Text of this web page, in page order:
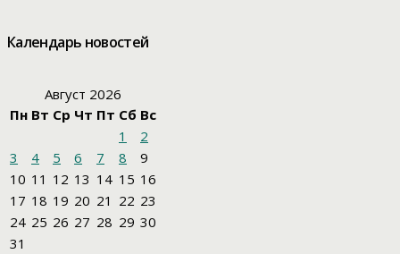
Календарь новостей
Август 2026
Пн Вт Ср Чт Пт Сб Вс
1
2
3
4 5 6 7 8
9
10 11 12 13 14 15 16
17 18 19 20 21 22 23
24 25 26 27 28 29 30
31